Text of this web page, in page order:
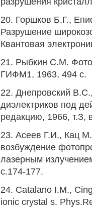
20. Горшков Б.Г.,
Разрушение
Квантовая
21. Рыбкин С.М.
ГИФМ1, 1963, 494 с.
22. Днепровский
диэлектриков под
редакцию, 1966, т.З,
23. Асеев Г.И., Кац
возбуждение
лазерным
с.174-177.
24. Catalano I.M.,
ionic crystal s.